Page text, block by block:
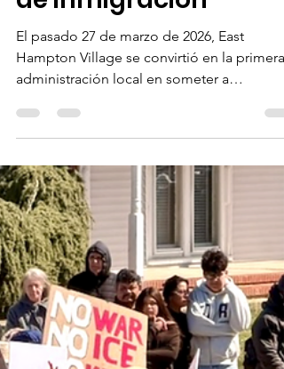
comunidad a
participar mañana en
audiencia sobre
propuesta de ley de
protección pública y
aplicación de las leyes
de inmigración
El pasado 27 de marzo de 2026, East
Hampton Village se convirtió en la primera
administración local en someter a
consideración un proyecto de ley de
seguridad pública basado en la propuesta